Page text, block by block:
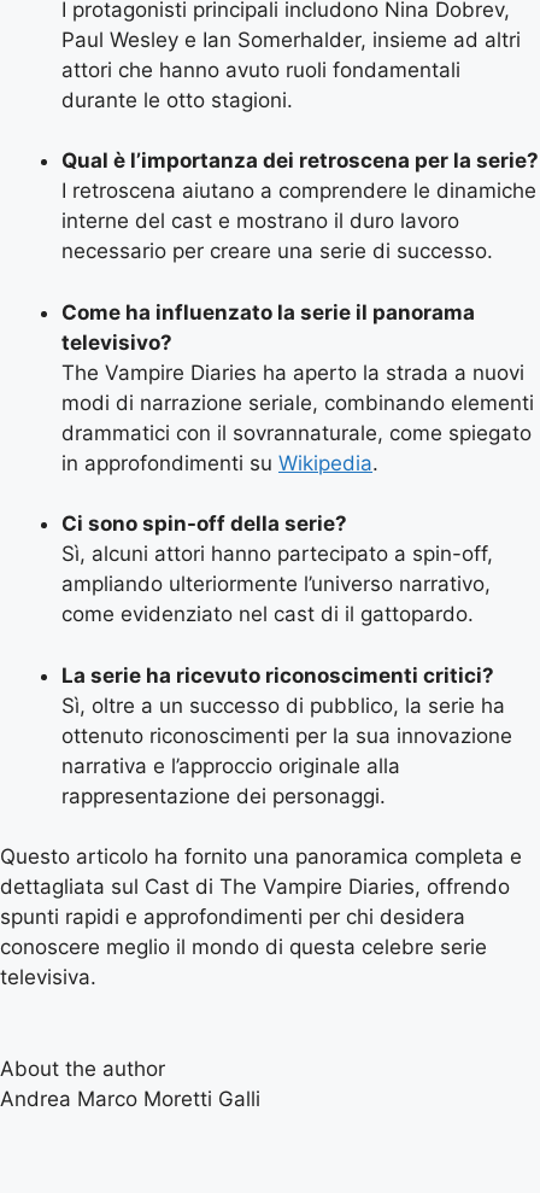
I protagonisti principali includono Nina Dobrev,
Paul Wesley e Ian Somerhalder, insieme ad altri
attori che hanno avuto ruoli fondamentali
durante le otto stagioni.
Qual è l’importanza dei retroscena per la serie?
I retroscena aiutano a comprendere le dinamiche
interne del cast e mostrano il duro lavoro
necessario per creare una serie di successo.
Come ha influenzato la serie il panorama
televisivo?
The Vampire Diaries ha aperto la strada a nuovi
modi di narrazione seriale, combinando elementi
drammatici con il sovrannaturale, come spiegato
in approfondimenti su Wikipedia.
Ci sono spin-off della serie?
Sì, alcuni attori hanno partecipato a spin-off,
ampliando ulteriormente l’universo narrativo,
come evidenziato nel cast di il gattopardo.
La serie ha ricevuto riconoscimenti critici?
Sì, oltre a un successo di pubblico, la serie ha
ottenuto riconoscimenti per la sua innovazione
narrativa e l’approccio originale alla
rappresentazione dei personaggi.
Questo articolo ha fornito una panoramica completa e
dettagliata sul Cast di The Vampire Diaries, offrendo
spunti rapidi e approfondimenti per chi desidera
conoscere meglio il mondo di questa celebre serie
televisiva.
About the author
Andrea Marco Moretti Galli